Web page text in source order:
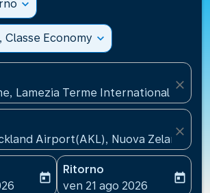
expand_more
Classe Economy expand_more
Lamezia Terme International
close
Airport(AKL), Nuova Zelanda
close
date-aria-label
today
Ritorno
fc-booking-return-date-
ven 21 ago 2026
today